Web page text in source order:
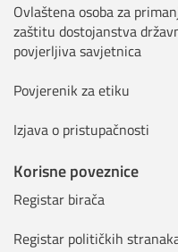
Ovlaštena osoba za
zaštitu dostojanstva
povjerljiva savjetnica
Povjerenik za etiku
Izjava o pristupačnosti
Korisne poveznice
Registar birača
Registar političkih